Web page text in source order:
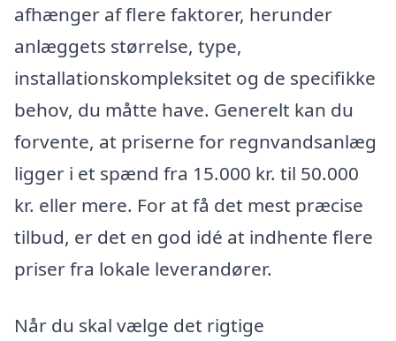
afhænger af flere faktorer, herunder
anlæggets størrelse, type,
installationskompleksitet og de specifikke
behov, du måtte have. Generelt kan du
forvente, at priserne for regnvandsanlæg
ligger i et spænd fra 15.000 kr. til 50.000
kr. eller mere. For at få det mest præcise
tilbud, er det en god idé at indhente flere
priser fra lokale leverandører.
Når du skal vælge det rigtige